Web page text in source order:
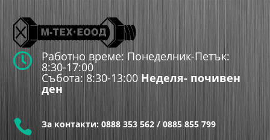
 Работно време: Понеделник-Петък:
8:30-17:00
Събота: 8:30-13:00 Неделя- почивен
ден
 За контакти: 0888 353 562 / 0885 855 799